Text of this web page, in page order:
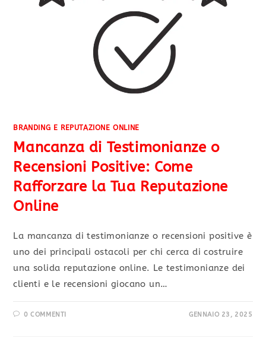
BRANDING E REPUTAZIONE ONLINE
Mancanza di Testimonianze o
Recensioni Positive: Come
Rafforzare la Tua Reputazione
Online
La mancanza di testimonianze o recensioni positive è
uno dei principali ostacoli per chi cerca di costruire
una solida reputazione online. Le testimonianze dei
clienti e le recensioni giocano un…
0 COMMENTI GENNAIO 23, 2025